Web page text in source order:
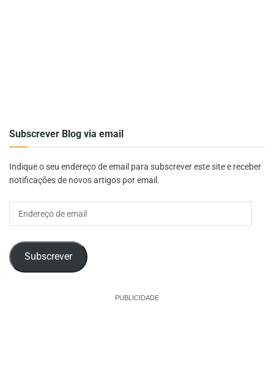
Subscrever Blog via email
Indique o seu endereço de email para subscrever este site e receber
notificações de novos artigos por email.
Subscrever
PUBLICIDADE